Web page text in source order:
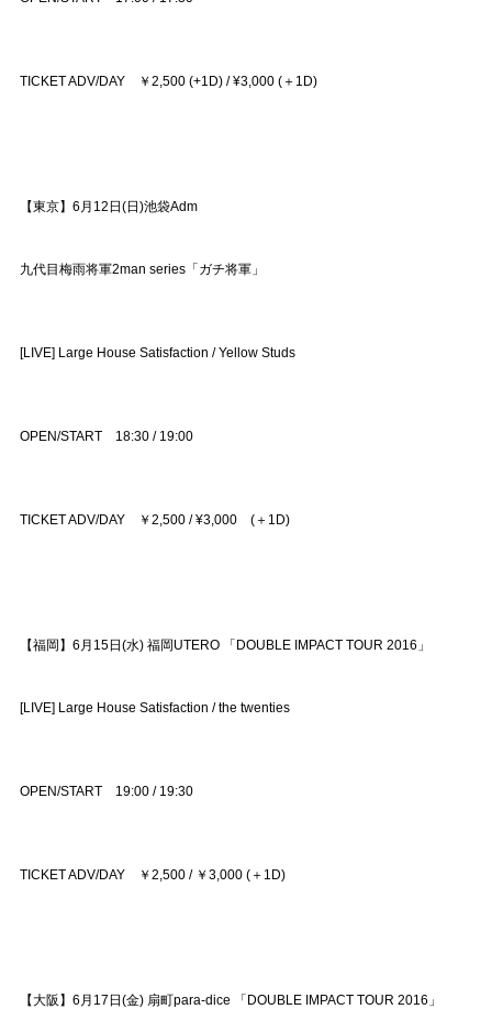
TICKET ADV/DAY ￥2,500 (+1D) / ¥3,000 (＋1D)
【東京】6月12日(日)池袋Adm
九代目梅雨将軍2man series「ガチ将軍」
[LIVE] Large House Satisfaction / Yellow Studs
OPEN/START 18:30 / 19:00
TICKET ADV/DAY ￥2,500 / ¥3,000 (＋1D)
【福岡】6月15日(水) 福岡UTERO 「DOUBLE IMPACT TOUR 2016」
[LIVE] Large House Satisfaction / the twenties
OPEN/START 19:00 / 19:30
TICKET ADV/DAY ￥2,500 / ￥3,000 (＋1D)
【大阪】6月17日(金) 扇町para-dice 「DOUBLE IMPACT TOUR 2016」